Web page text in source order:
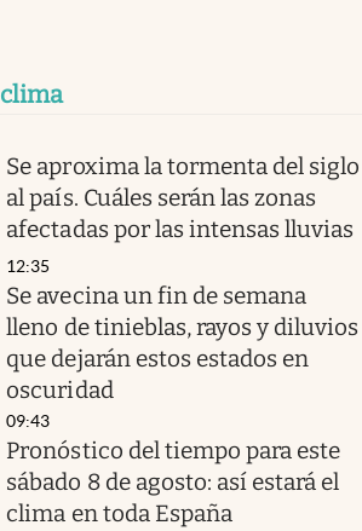
clima
Se aproxima la tormenta del siglo
al país. Cuáles serán las zonas
afectadas por las intensas lluvias
12:35
Se avecina un fin de semana
lleno de tinieblas, rayos y diluvios
que dejarán estos estados en
oscuridad
09:43
Pronóstico del tiempo para este
sábado 8 de agosto: así estará el
clima en toda España